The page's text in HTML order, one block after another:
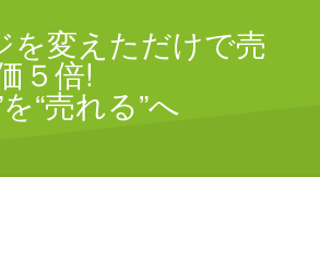
を変えただけで売
５倍!
“売れる”へ